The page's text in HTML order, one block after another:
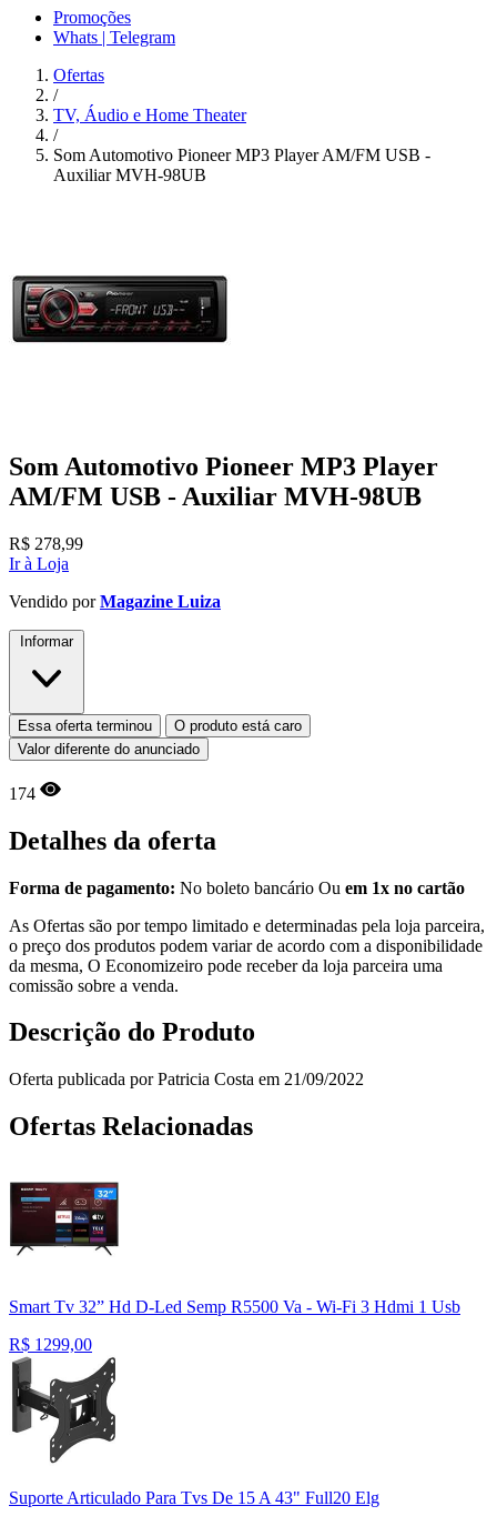
Promoções
Whats | Telegram
Ofertas
/
TV, Áudio e Home Theater
/
Som Automotivo Pioneer MP3 Player AM/FM USB -
Auxiliar MVH-98UB
Som Automotivo Pioneer MP3 Player
AM/FM USB - Auxiliar MVH-98UB
R$ 278,99
Ir à Loja
Vendido porMagazine Luiza
Informar
Essa oferta terminou
O produto está caro
Valor diferente do anunciado
174
Detalhes da oferta
Forma de pagamento: No boleto bancário Ou em 1x no cartão
As Ofertas são por tempo limitado e determinadas pela loja parceira,
o preço dos produtos podem variar de acordo com a disponibilidade
da mesma, O Economizeiro pode receber da loja parceira uma
comissão sobre a venda.
Descrição do Produto
Oferta publicada por Patricia Costa em 21/09/2022
Ofertas Relacionadas
Smart Tv 32” Hd D-Led Semp R5500 Va - Wi-Fi 3 Hdmi 1 Usb
R$ 1299,00
Suporte Articulado Para Tvs De 15 A 43" Full20 Elg